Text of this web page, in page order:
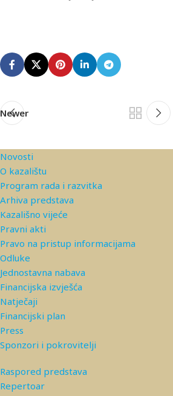
Newer
Novosti
O kazalištu
Program rada i razvitka
Arhiva predstava
Kazališno vijeće
Pravni akti
Pravo na pristup informacijama
Odluke
Jednostavna nabava
Financijska izvješća
Natječaji
Financijski plan
Press
Sponzori i pokrovitelji
Raspored predstava
Repertoar